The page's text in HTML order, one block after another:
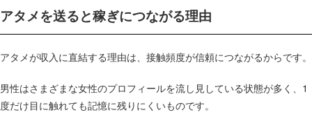
アタメを送ると稼ぎにつながる理由
アタメが収入に直結する理由は、接触頻度が信頼につながるからです。
男性はさまざまな女性のプロフィールを流し見している状態が多く、1
度だけ目に触れても記憶に残りにくいものです。